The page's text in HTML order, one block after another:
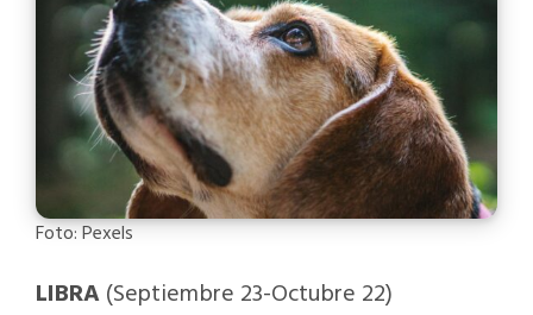
Foto: Pexels
LIBRA(Septiembre 23-Octubre 22)